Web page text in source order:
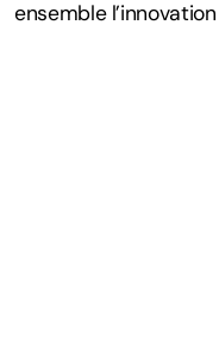
ensemble